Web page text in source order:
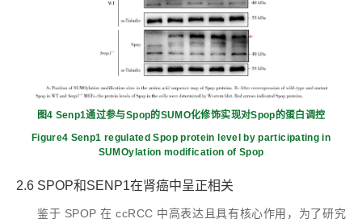
图4 Senp1通过参与Spop的SUMO化修饰实现对Spop的蛋白调控
Figure4 Senp1 regulated Spop protein level by participating in
SUMOylation modification of Spop
2.6 SPOP和SENP1在肾癌中呈正相关
鉴于 SPOP 在 ccRCC 中高表达且具有核心作用，为了研究